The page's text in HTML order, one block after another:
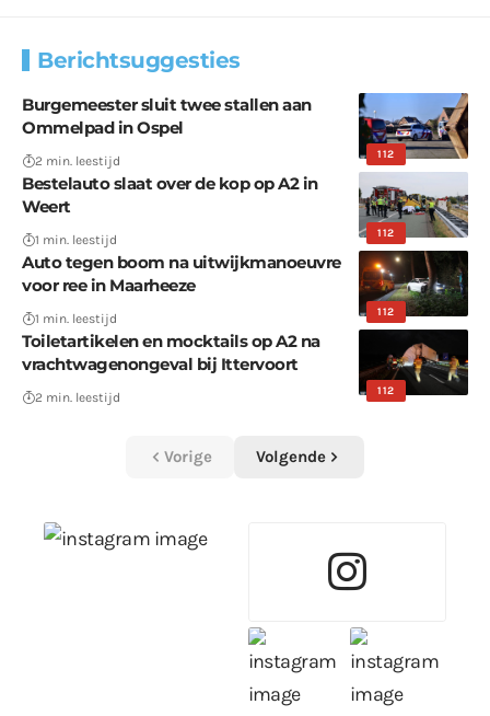
Berichtsuggesties
112
Burgemeester sluit twee stallen aan
Ommelpad in Ospel
2 min. leestijd
112
Bestelauto slaat over de kop op A2 in
Weert
1 min. leestijd
112
Auto tegen boom na uitwijkmanoeuvre
voor ree in Maarheeze
1 min. leestijd
112
Toiletartikelen en mocktails op A2 na
vrachtwagenongeval bij Ittervoort
2 min. leestijd
Vorige Volgende